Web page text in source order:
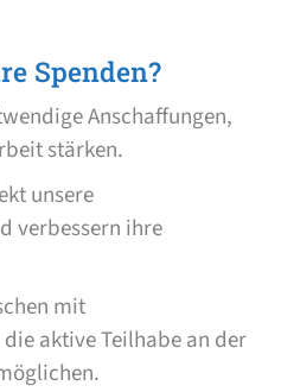
Spenden?
Anschaffungen,
stärken.
unsere
verbessern ihre
mit
aktive Teilhabe an der